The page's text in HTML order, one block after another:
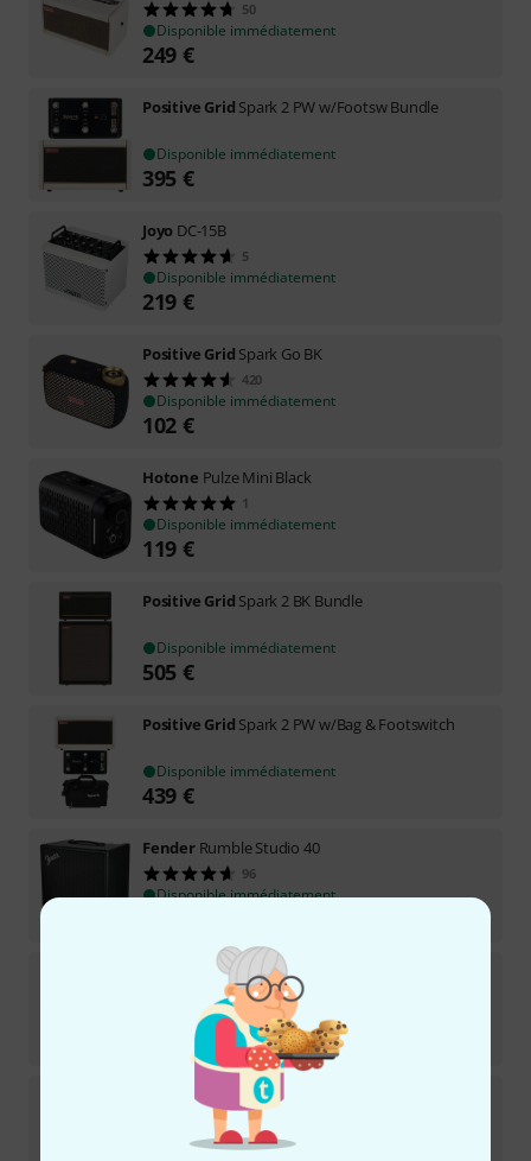
50
Disponible immédiatement
249 €
Positive Grid Spark 2 PW w/Footsw Bundle
Disponible immédiatement
395 €
Joyo DC-15B
5
Disponible immédiatement
219 €
Positive Grid Spark Go BK
420
Disponible immédiatement
102 €
Hotone Pulze Mini Black
1
Disponible immédiatement
119 €
Positive Grid Spark 2 BK Bundle
Disponible immédiatement
505 €
Positive Grid Spark 2 PW w/Bag & Footswitch
Disponible immédiatement
439 €
Fender Rumble Studio 40
96
Disponible immédiatement
Adio Air Bass
21
Disponible immédiatement
Positive Grid Spark Go PW Bundle
Disponible sous 3–4 semaines